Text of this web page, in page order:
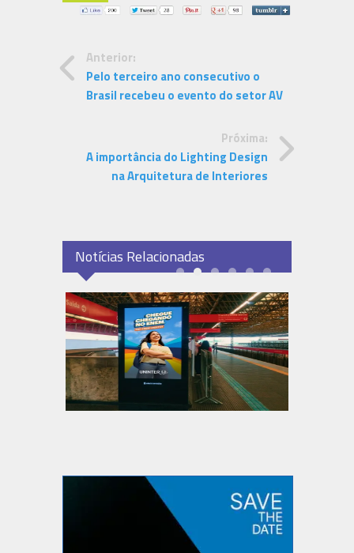
Anterior:
Pelo terceiro ano consecutivo o
Brasil recebeu o evento do setor AV
Próxima:
A importância do Lighting Design
na Arquitetura de Interiores
Notícias Relacionadas